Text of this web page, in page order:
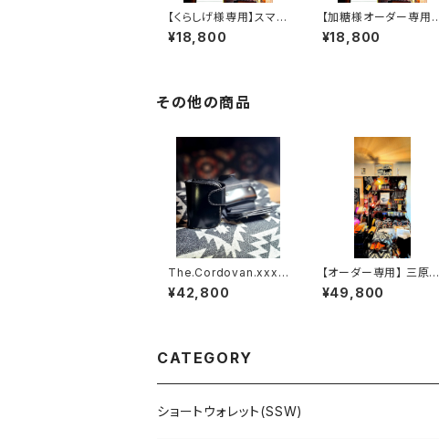
【くらしげ様専用】スマー
トウォレット
¥18,800
【加糖様オーダー専用】
※XSWカスタム
¥18,800
その他の商品
The.Cordovan.xxx.F
ull-Black.Edition // J
ACK.RIDE.SSW
¥42,800
【オーダー専用】 三原様
※パープルエディション
SSW
¥49,800
CATEGORY
ショートウォレット(SSW)